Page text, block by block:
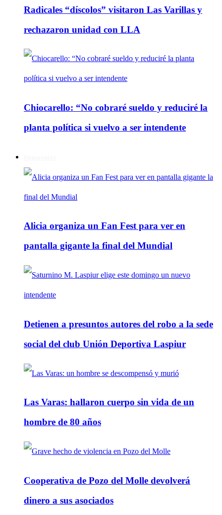
Radicales “díscolos” visitaron Las Varillas y
rechazaron unidad con LLA
Chiocarello: “No cobraré sueldo y reduciré la
planta política si vuelvo a ser intendente
Alicia organiza un Fan Fest para ver en
pantalla gigante la final del Mundial
Detienen a presuntos autores del robo a la sede
social del club Unión Deportiva Laspiur
Las Varas: hallaron cuerpo sin vida de un
hombre de 80 años
Cooperativa de Pozo del Molle devolverá
dinero a sus asociados